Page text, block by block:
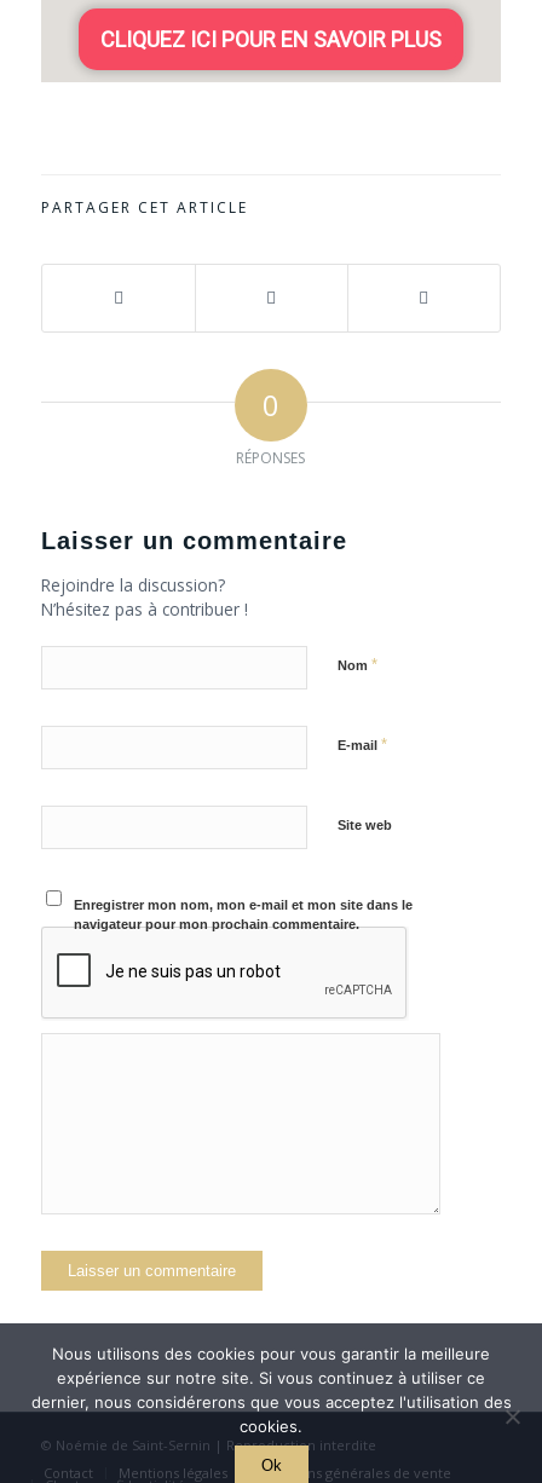
CLIQUEZ ICI POUR EN SAVOIR PLUS
PARTAGER CET ARTICLE
0
RÉPONSES
Laisser un commentaire
Rejoindre la discussion?
N’hésitez pas à contribuer !
Nom *
E-mail *
Site web
Enregistrer mon nom, mon e-mail et mon site dans le
navigateur pour mon prochain commentaire.
© Noémie de Saint-Sernin | Reproduction interdite
Contact
Mentions légales Conditions générales de vente
Nous utilisons des cookies pour vous garantir la meilleure
expérience sur notre site. Si vous continuez à utiliser ce
dernier, nous considérerons que vous acceptez l'utilisation des
cookies.
Ok